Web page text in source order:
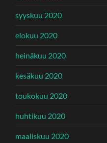
syyskuu 2020
elokuu 2020
heinäkuu 2020
kesäkuu 2020
toukokuu 2020
huhtikuu 2020
maaliskuu 2020